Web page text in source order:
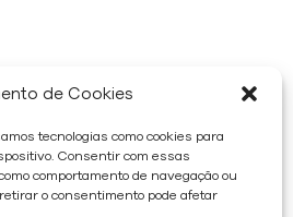
de Cookies
tecnologias como cookies para
Consentir com essas
comportamento de navegação ou
o consentimento pode afetar